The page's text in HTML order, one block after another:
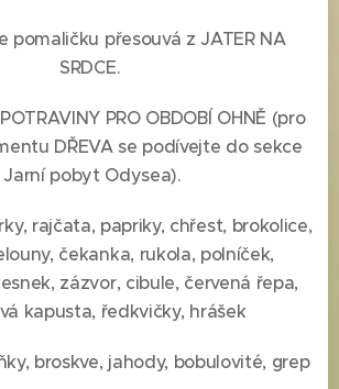
pomaličku přesouvá z JATER NA
SRDCE.
PRO OBDOBÍ OHNĚ (pro
DŘEVA se podívejte do sekce
Jarní pobyt Odysea).
rajčata, papriky, chřest, brokolice,
čekanka, rukola, polníček,
zázvor, cibule, červená řepa,
kapusta, ředkvičky, hrášek
broskve, jahody, bobulovité, grep